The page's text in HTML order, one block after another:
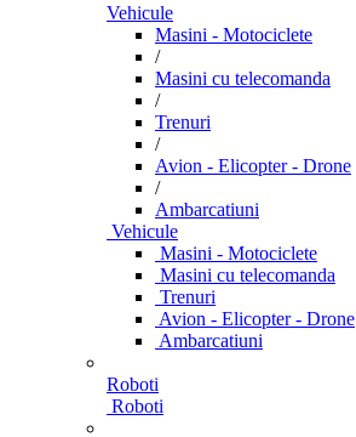
Vehicule
Masini - Motociclete
/
Masini cu telecomanda
/
Trenuri
/
Avion - Elicopter - Drone
/
Ambarcatiuni
Vehicule
Masini - Motociclete
Masini cu telecomanda
Trenuri
Avion - Elicopter - Drone
Ambarcatiuni
Roboti
Roboti